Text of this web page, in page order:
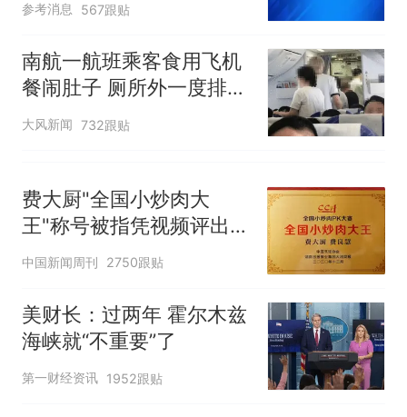
人只有2个厕所；客服回应：并
因老师一句“跟我回家”改写了
参考消息 567跟贴
南航一航班乘客食用飞机
餐闹肚子 厕所外一度排长
队
大风新闻 732跟贴
费大厨"全国小炒肉大
王"称号被指凭视频评出
官方回应
中国新闻周刊 2750跟贴
美财长：过两年 霍尔木兹
海峡就“不重要”了
第一财经资讯 1952跟贴